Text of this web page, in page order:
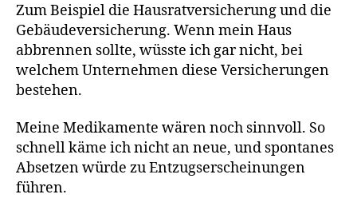
Zum Beispiel die Hausratversicherung und die
Gebäudeversicherung. Wenn mein Haus
abbrennen sollte, wüsste ich gar nicht, bei
welchem Unternehmen diese Versicherungen
bestehen.
Meine Medikamente wären noch sinnvoll. So
schnell käme ich nicht an neue, und spontanes
Absetzen würde zu Entzugserscheinungen
führen.